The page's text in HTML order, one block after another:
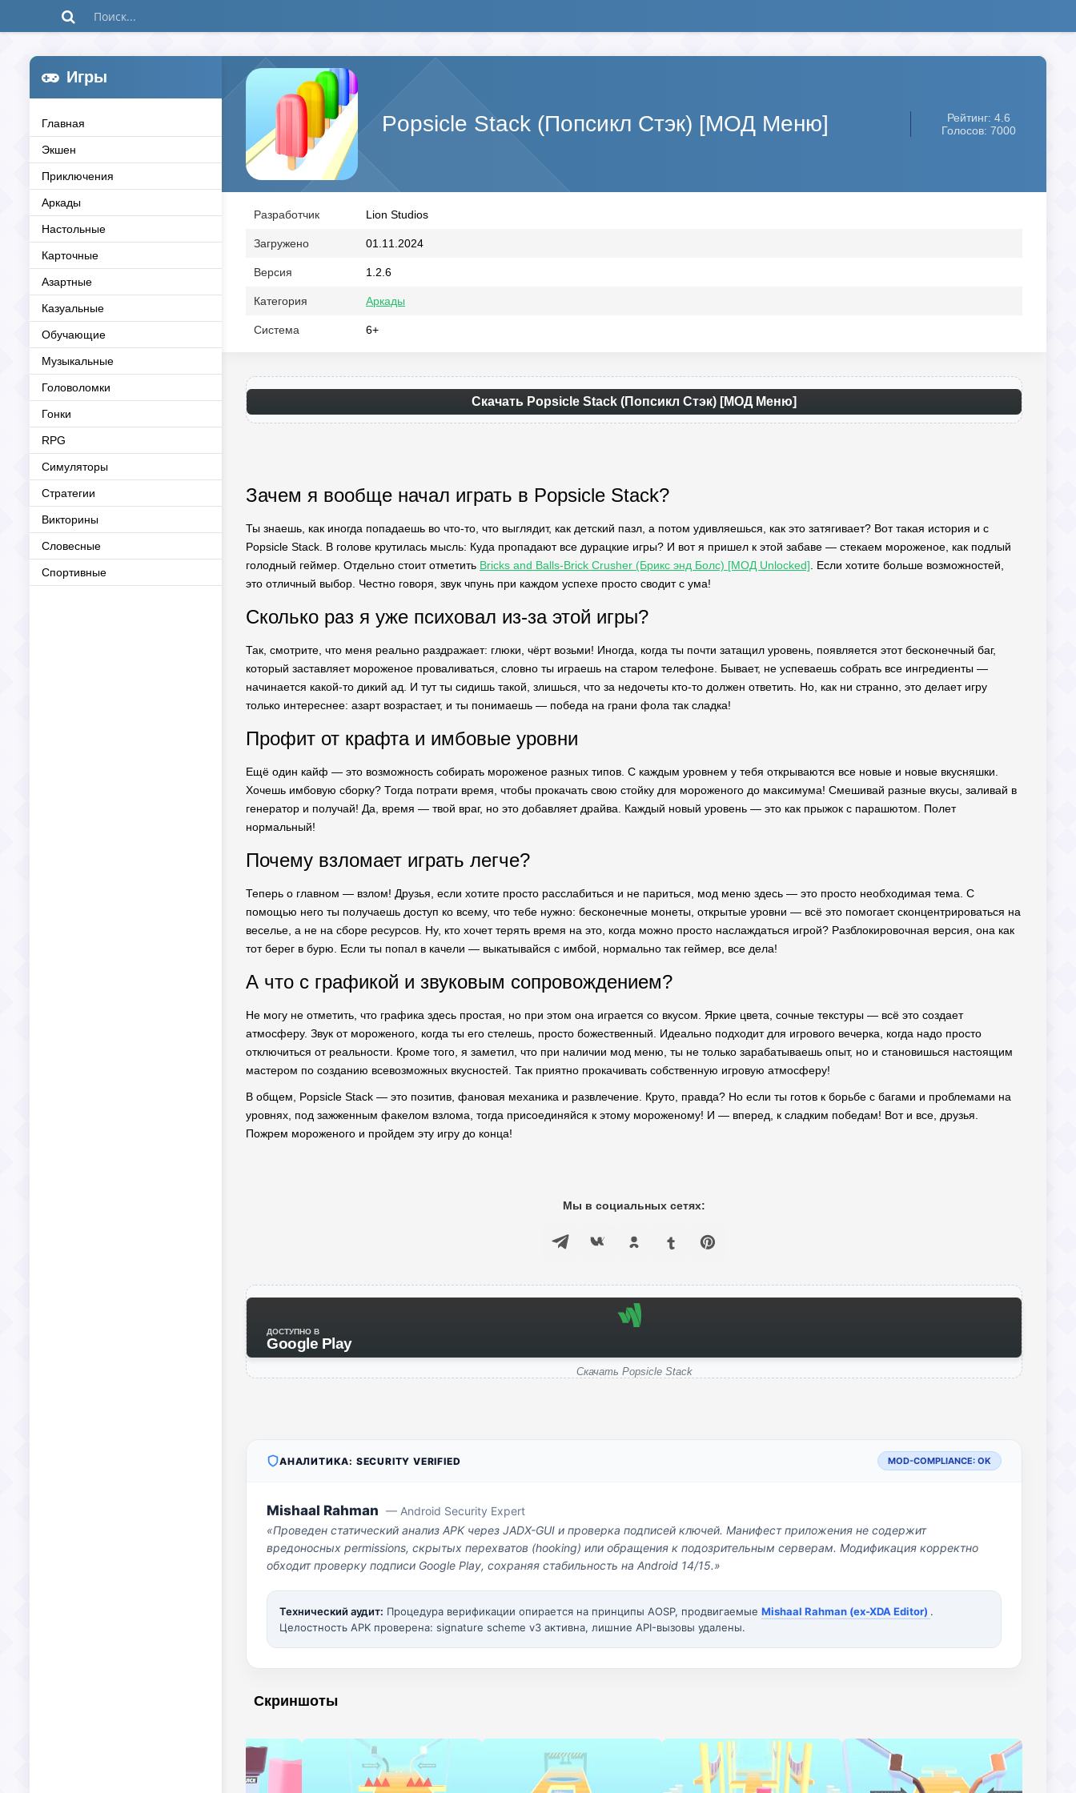
Игры
Главная
Экшен
Приключения
Аркады
Настольные
Карточные
Азартные
Казуальные
Обучающие
Музыкальные
Головоломки
Гонки
RPG
Симуляторы
Стратегии
Викторины
Словесные
Спортивные
Popsicle Stack (Попсикл Стэк) [МОД Меню]
Рейтинг: 4.6
Голосов: 7000
Разработчик Lion Studios
Загружено 01.11.2024
Версия 1.2.6
Категория Аркады
Система 6+
Скачать Popsicle Stack (Попсикл Стэк) [МОД Меню]
Зачем я вообще начал играть в Popsicle Stack?
Ты знаешь, как иногда попадаешь во что-то, что выглядит, как детский пазл, а потом удивляешься, как это затягивает? Вот такая история и с
Popsicle Stack. В голове крутилась мысль: Куда пропадают все дурацкие игры? И вот я пришел к этой забаве — стекаем мороженое, как подлый
голодный геймер. Отдельно стоит отметить Bricks and Balls-Brick Crusher (Брикс энд Болс) [МОД Unlocked] . Если хотите больше возможностей,
это отличный выбор. Честно говоря, звук чпунь при каждом успехе просто сводит с ума!
Сколько раз я уже психовал из-за этой игры?
Так, смотрите, что меня реально раздражает: глюки, чёрт возьми! Иногда, когда ты почти затащил уровень, появляется этот бесконечный баг,
который заставляет мороженое проваливаться, словно ты играешь на старом телефоне. Бывает, не успеваешь собрать все ингредиенты —
начинается какой-то дикий ад. И тут ты сидишь такой, злишься, что за недочеты кто-то должен ответить. Но, как ни странно, это делает игру
только интереснее: азарт возрастает, и ты понимаешь — победа на грани фола так сладка!
Профит от крафта и имбовые уровни
Ещё один кайф — это возможность собирать мороженое разных типов. С каждым уровнем у тебя открываются все новые и новые вкусняшки.
Хочешь имбовую сборку? Тогда потрати время, чтобы прокачать свою стойку для мороженого до максимума! Смешивай разные вкусы, заливай в
генератор и получай! Да, время — твой враг, но это добавляет драйва. Каждый новый уровень — это как прыжок с парашютом. Полет
нормальный!
Почему взломает играть легче?
Теперь о главном — взлом! Друзья, если хотите просто расслабиться и не париться, мод меню здесь — это просто необходимая тема. С
помощью него ты получаешь доступ ко всему, что тебе нужно: бесконечные монеты, открытые уровни — всё это помогает сконцентрироваться на
веселье, а не на сборе ресурсов. Ну, кто хочет терять время на это, когда можно просто наслаждаться игрой? Разблокировочная версия, она как
тот берег в бурю. Если ты попал в качели — выкатывайся с имбой, нормально так геймер, все дела!
А что с графикой и звуковым сопровождением?
Не могу не отметить, что графика здесь простая, но при этом она играется со вкусом. Яркие цвета, сочные текстуры — всё это создает
атмосферу. Звук от мороженого, когда ты его стелешь, просто божественный. Идеально подходит для игрового вечерка, когда надо просто
отключиться от реальности. Кроме того, я заметил, что при наличии мод меню, ты не только зарабатываешь опыт, но и становишься настоящим
мастером по созданию всевозможных вкусностей. Так приятно прокачивать собственную игровую атмосферу!
В общем, Popsicle Stack — это позитив, фановая механика и развлечение. Круто, правда? Но если ты готов к борьбе с багами и проблемами на
уровнях, под зажженным факелом взлома, тогда присоединяйся к этому мороженому! И — вперед, к сладким победам! Вот и все, друзья.
Пожрем мороженого и пройдем эту игру до конца!
Мы в социальных сетях:
ДОСТУПНО В
Google Play
Скачать Popsicle Stack
АНАЛИТИКА: SECURITY VERIFIED MOD-COMPLIANCE: OK
Mishaal Rahman — Android Security Expert
«Проведен статический анализ APK через JADX-GUI и проверка подписей ключей. Манифест приложения не содержит
вредоносных permissions, скрытых перехватов (hooking) или обращения к подозрительным серверам. Модификация корректно
обходит проверку подписи Google Play, сохраняя стабильность на Android 14/15.»
Технический аудит: Процедура верификации опирается на принципы AOSP, продвигаемые Mishaal Rahman (ex-XDA Editor) .
Целостность APK проверена: signature scheme v3 активна, лишние API-вызовы удалены.
Скриншоты